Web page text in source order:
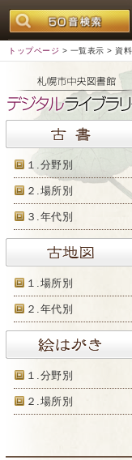
トップページ > 一覧表示 > 資
１.分野別
２.場所別
３.年代別
１.場所別
２.年代別
１.分野別
２.場所別